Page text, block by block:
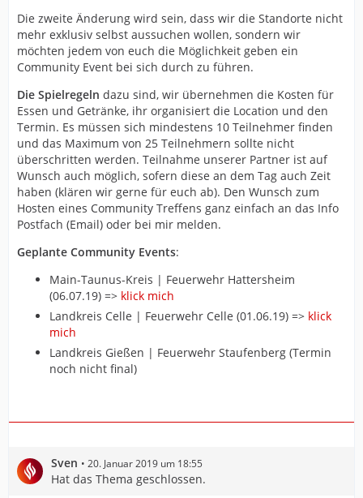
Die zweite Änderung wird sein, dass wir die Standorte nicht
mehr exklusiv selbst aussuchen wollen, sondern wir
möchten jedem von euch die Möglichkeit geben ein
Community Event bei sich durch zu führen.
Die Spielregeln dazu sind, wir übernehmen die Kosten für
Essen und Getränke, ihr organisiert die Location und den
Termin. Es müssen sich mindestens 10 Teilnehmer finden
und das Maximum von 25 Teilnehmern sollte nicht
überschritten werden. Teilnahme unserer Partner ist auf
Wunsch auch möglich, sofern diese an dem Tag auch Zeit
haben (klären wir gerne für euch ab). Den Wunsch zum
Hosten eines Community Treffens ganz einfach an das Info
Postfach (Email) oder bei mir melden.
Geplante Community Events:
Main-Taunus-Kreis | Feuerwehr Hattersheim
(06.07.19) => klick mich
Landkreis Celle | Feuerwehr Celle (01.06.19) => klick
mich
Landkreis Gießen | Feuerwehr Staufenberg (Termin
noch nicht final)
Sven 20. Januar 2019 um 18:55
Hat das Thema geschlossen.